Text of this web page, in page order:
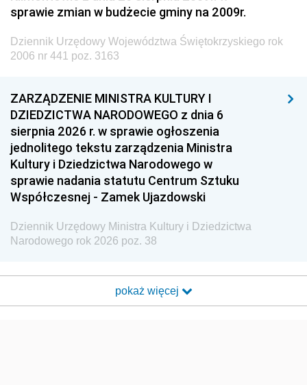
sprawie zmian w budżecie gminy na 2009r.
Dziennik Urzędowy Województwa Świętokrzyskiego rok
2006 nr 441 poz. 3163
ZARZĄDZENIE MINISTRA KULTURY I
DZIEDZICTWA NARODOWEGO z dnia 6
sierpnia 2026 r. w sprawie ogłoszenia
jednolitego tekstu zarządzenia Ministra
Kultury i Dziedzictwa Narodowego w
sprawie nadania statutu Centrum Sztuku
Współczesnej - Zamek Ujazdowski
Dziennik Urzędowy Ministra Kultury i Dziedzictwa
Narodowego rok 2026 poz. 38
pokaż więcej